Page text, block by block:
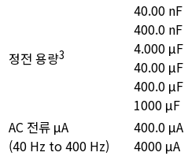
정전 용량3
40.00 nF
400.0 nF
4.000 μF
40.00 μF
400.0 μF
1000 μF
AC 전류 μA
(40 Hz to 400 Hz)
400.0 μA
4000 μA